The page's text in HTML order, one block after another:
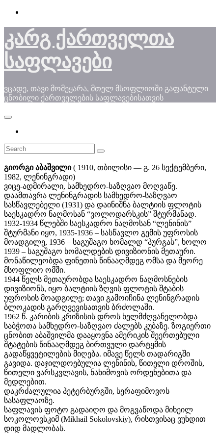
Skip
content
კარგ ქართველთა
საფლავები
ვცადე, თავი მომეყარა, მთელ მსოფლიოში გაფანტული
ცნობილი ქართველების საფლავებისათვის
გიორგი აბაშვილი( 1910, თბილისი ― გ. 26 სექტემბერი,
1982, ლენინგრადი)
ვიცე-ადმირალი, სამხედრო-საზღვაო მოღვაწე.
დაამთავრა ლენინგრადის სამხედრო-საზღვაო
სასწავლებელი (1931) და დაინიშნა ბალტიის ფლოტის
საესკადრო ნაღმოსან “ვოლოდარსკის” შტურმანად.
1932-1934 წლებში საესკადრო ნაღმოსან “ლენინის”
შტურმანი იყო, 1935-1936 – სასწავლო გემის უფროსის
მოადგილე, 1936 – საგუშაგო ხომალდ “პურგას”, ხოლო
1939 – საგუშაგო ხომალდების დივიზიონის მეთაური.
მონაწილეობდა ფინეთის წინააღმდეგ ომსა და მეორე
მსოფლიო ომში.
1944 წელს მეთაურობდა საესკადრო ნაღმოსნების
დივიზიონს, იყო ბალტიის ზღვის ფლოტის შტაბის
უფროსის მოადგილე; თავი გამოიჩინა ლენინგრადის
ბლოკადის გარღვევისათვის ბრძოლაში.
1962 წ. კარიბის კრიზისის დროს ხელმძღვანელობდა
საბჭოთა სამხედრო-საზღვაო ძალებს კუბაზე. ზოგიერთი
ცნობით აბაშვილმა დააყოვნა ამერიკის შეერთებული
შტატების წინააღმდეგ ბირთვული დარტყმის
გადაწყვეტილების მიღება. იმავე წელს თადარიგში
გავიდა. დაჯილდოებულია ლენინის, წითელი დროშის,
წითელი ვარსკვლავის, ნახიმოვის ორდენებითა და
მედლებით.
დაკრძალულია პეტერბურგში, სერაფიმოვოს
სასაფლაოზე.
საფლავის ფოტო გადაიღო და მოგვაწოდა მიხეილ
სოკოლოვსკიმ (Mikhail Sokolovskiy), რისთვისაც ვუხდით
დიდ მადლობას.